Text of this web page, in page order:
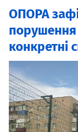
ОПОРА
порушення
конкретні